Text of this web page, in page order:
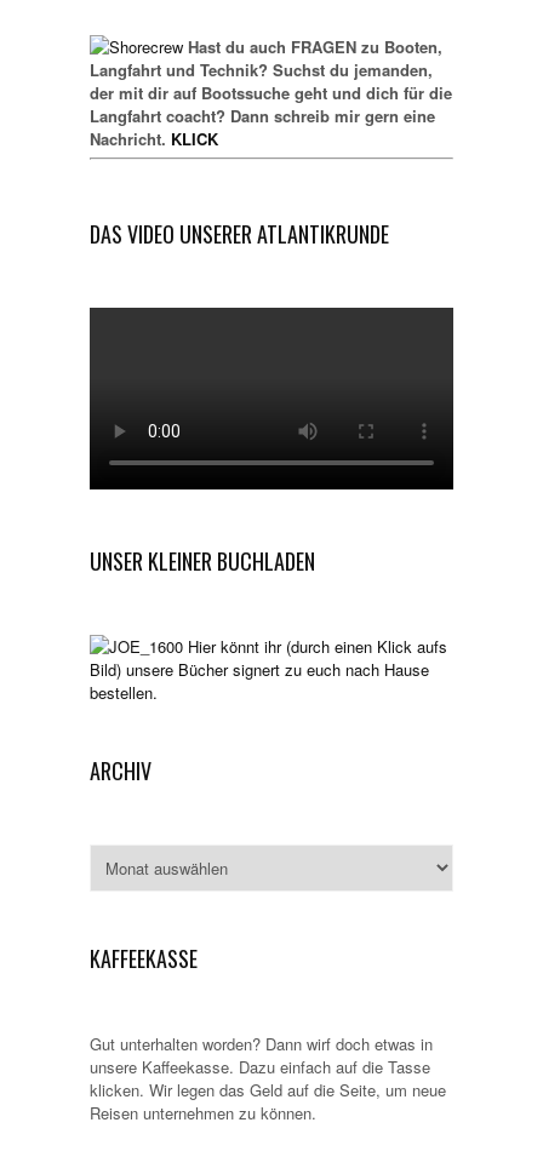
Hast du auch FRAGEN zu Booten,
Langfahrt und Technik? Suchst du jemanden,
der mit dir auf Bootssuche geht und dich für die
Langfahrt coacht? Dann schreib mir gern eine
Nachricht. KLICK
DAS VIDEO UNSERER ATLANTIKRUNDE
UNSER KLEINER BUCHLADEN
Hier könnt ihr (durch einen Klick aufs
Bild) unsere Bücher signert zu euch nach Hause
bestellen.
ARCHIV
KAFFEEKASSE
Gut unterhalten worden? Dann wirf doch etwas in
unsere Kaffeekasse. Dazu einfach auf die Tasse
klicken. Wir legen das Geld auf die Seite, um neue
Reisen unternehmen zu können.